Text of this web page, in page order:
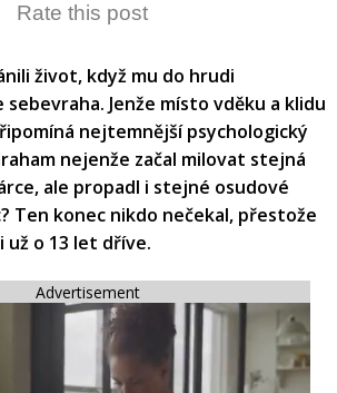
Rate this post
život, když mu do hrudi
Jenže místo vděku a klidu
nejtemnější psychologický
nejenže začal milovat stejná
ale propadl i stejné osudové
Ten konec nikdo nečekal, přestože
už o 13 let dříve.
Advertisement